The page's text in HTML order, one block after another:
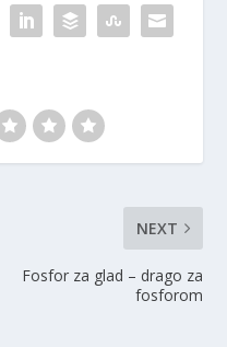
NEXT
Fosfor za glad – drago za
fosforom